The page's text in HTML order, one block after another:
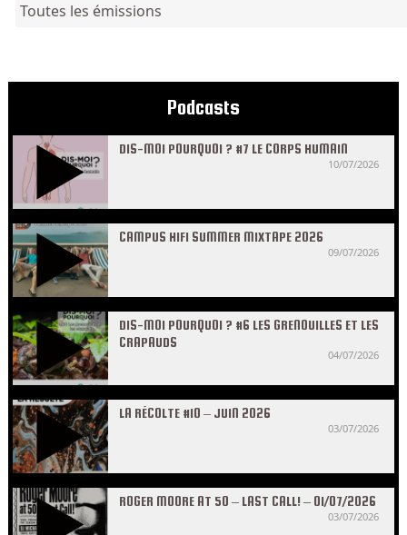
Toutes les émissions
Podcasts
DIS-MOI POURQUOI ? #7 LE CORPS HUMAIN
10/07/2026
CAMPUS HIFI SUMMER MIXTAPE 2026
09/07/2026
DIS-MOI POURQUOI ? #6 LES GRENOUILLES ET LES
CRAPAUDS
04/07/2026
LA RÉCOLTE #10 – JUIN 2026
03/07/2026
ROGER MOORE AT 50 – LAST CALL! – 01/07/2026
03/07/2026